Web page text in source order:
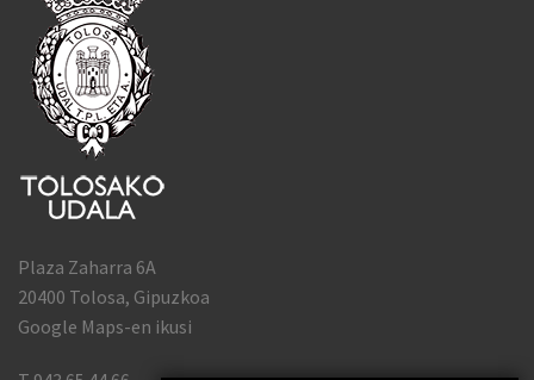
Plaza Zaharra 6A
20400 Tolosa, Gipuzkoa
Google Maps-en ikusi